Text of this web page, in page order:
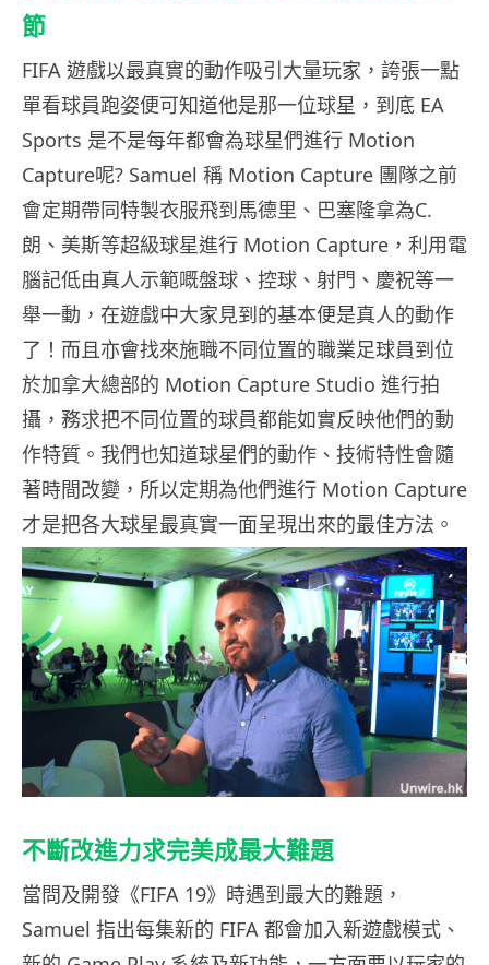
節
FIFA 遊戲以最真實的動作吸引大量玩家，誇張一點
單看球員跑姿便可知道他是那一位球星，到底 EA
Sports 是不是每年都會為球星們進行 Motion
Capture呢? Samuel 稱 Motion Capture 團隊之前
會定期帶同特製衣服飛到馬德里、巴塞隆拿為C.
朗、美斯等超級球星進行 Motion Capture，利用電
腦記低由真人示範嘅盤球、控球、射門、慶祝等一
舉一動，在遊戲中大家見到的基本便是真人的動作
了！而且亦會找來施職不同位置的職業足球員到位
於加拿大總部的 Motion Capture Studio 進行拍
攝，務求把不同位置的球員都能如實反映他們的動
作特質。我們也知道球星們的動作、技術特性會隨
著時間改變，所以定期為他們進行 Motion Capture
才是把各大球星最真實一面呈現出來的最佳方法。
不斷改進力求完美成最大難題
當問及開發《FIFA 19》時遇到最大的難題，
Samuel 指出每集新的 FIFA 都會加入新遊戲模式、